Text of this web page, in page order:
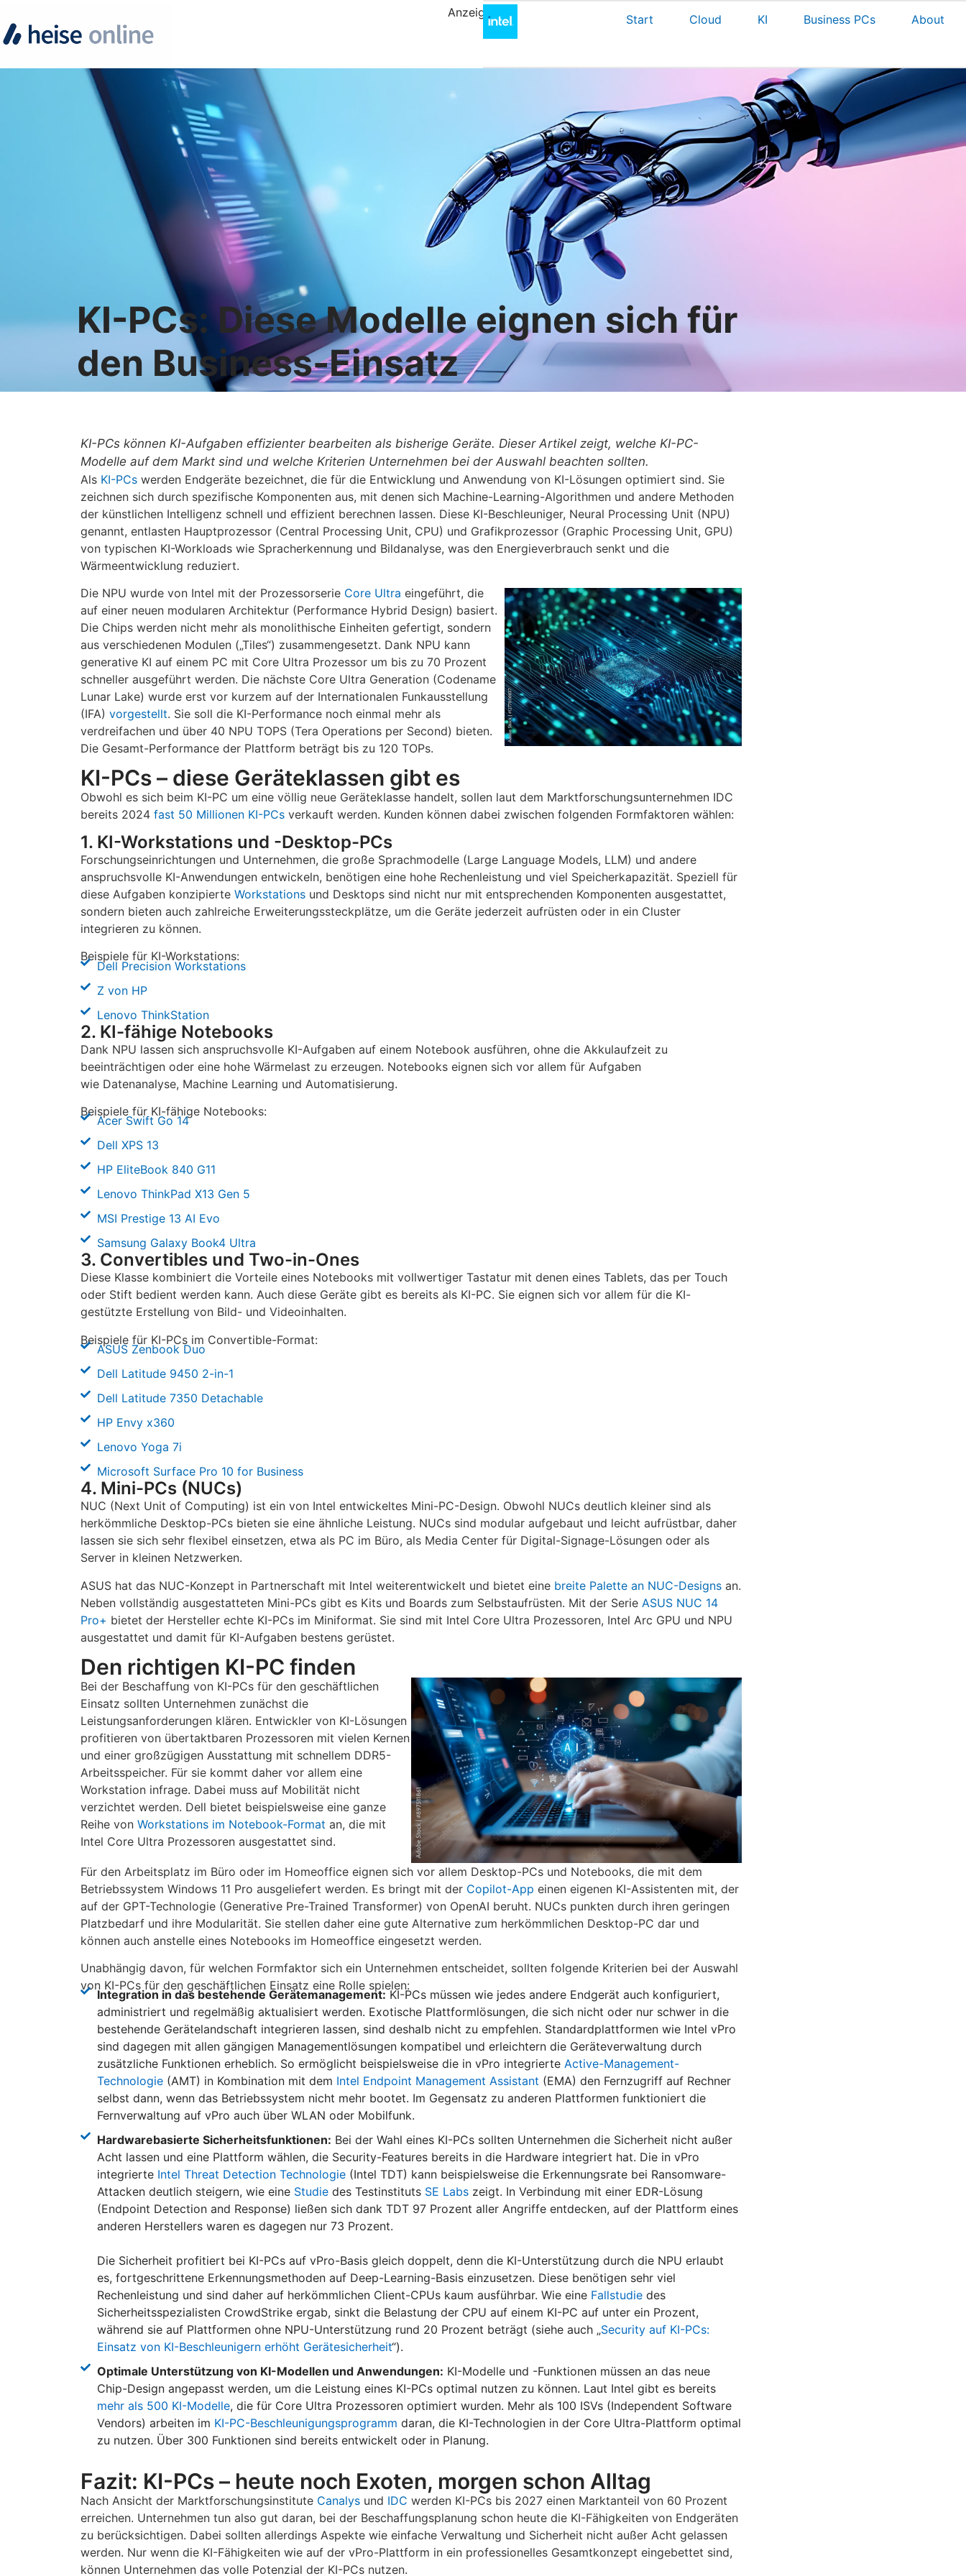
Anzeige Start Cloud KI Business PCs About
KI-PCs: Diese Modelle eignen sich für
den Business-Einsatz
KI-PCs können KI-Aufgaben effizienter bearbeiten als bisherige Geräte. Dieser Artikel zeigt, welche KI-PC-
Modelle auf dem Markt sind und welche Kriterien Unternehmen bei der Auswahl beachten sollten.
Als KI-PCs werden Endgeräte bezeichnet, die für die Entwicklung und Anwendung von KI-Lösungen optimiert sind. Sie
zeichnen sich durch spezifische Komponenten aus, mit denen sich Machine-Learning-Algorithmen und andere Methoden
der künstlichen Intelligenz schnell und effizient berechnen lassen. Diese KI-Beschleuniger, Neural Processing Unit (NPU)
genannt, entlasten Hauptprozessor (Central Processing Unit, CPU) und Grafikprozessor (Graphic Processing Unit, GPU)
von typischen KI-Workloads wie Spracherkennung und Bildanalyse, was den Energieverbrauch senkt und die
Wärmeentwicklung reduziert.
Die NPU wurde von Intel mit der Prozessorserie Core Ultra eingeführt, die
auf einer neuen modularen Architektur (Performance Hybrid Design) basiert.
Die Chips werden nicht mehr als monolithische Einheiten gefertigt, sondern
aus verschiedenen Modulen („Tiles“) zusammengesetzt. Dank NPU kann
generative KI auf einem PC mit Core Ultra Prozessor um bis zu 70 Prozent
schneller ausgeführt werden. Die nächste Core Ultra Generation (Codename
Lunar Lake) wurde erst vor kurzem auf der Internationalen Funkausstellung
(IFA) vorgestellt. Sie soll die KI-Performance noch einmal mehr als
verdreifachen und über 40 NPU TOPS (Tera Operations per Second) bieten.
Die Gesamt-Performance der Plattform beträgt bis zu 120 TOPs.
KI-PCs – diese Geräteklassen gibt es
Obwohl es sich beim KI-PC um eine völlig neue Geräteklasse handelt, sollen laut dem Marktforschungsunternehmen IDC
bereits 2024 fast 50 Millionen KI-PCs verkauft werden. Kunden können dabei zwischen folgenden Formfaktoren wählen:
1. KI-Workstations und -Desktop-PCs
Forschungseinrichtungen und Unternehmen, die große Sprachmodelle (Large Language Models, LLM) und andere
anspruchsvolle KI-Anwendungen entwickeln, benötigen eine hohe Rechenleistung und viel Speicherkapazität. Speziell für
diese Aufgaben konzipierte Workstations und Desktops sind nicht nur mit entsprechenden Komponenten ausgestattet,
sondern bieten auch zahlreiche Erweiterungssteckplätze, um die Geräte jederzeit aufrüsten oder in ein Cluster
integrieren zu können.
Beispiele für KI-Workstations:
Dell Precision Workstations
Z von HP
Lenovo ThinkStation
2. KI-fähige Notebooks
Dank NPU lassen sich anspruchsvolle KI-Aufgaben auf einem Notebook ausführen, ohne die Akkulaufzeit zu
beeinträchtigen oder eine hohe Wärmelast zu erzeugen. Notebooks eignen sich vor allem für Aufgaben
wie Datenanalyse, Machine Learning und Automatisierung.
Beispiele für KI-fähige Notebooks:
Acer Swift Go 14
Dell XPS 13
HP EliteBook 840 G11
Lenovo ThinkPad X13 Gen 5
MSI Prestige 13 AI Evo
Samsung Galaxy Book4 Ultra
3. Convertibles und Two-in-Ones
Diese Klasse kombiniert die Vorteile eines Notebooks mit vollwertiger Tastatur mit denen eines Tablets, das per Touch
oder Stift bedient werden kann. Auch diese Geräte gibt es bereits als KI-PC. Sie eignen sich vor allem für die KI-
gestützte Erstellung von Bild- und Videoinhalten.
Beispiele für KI-PCs im Convertible-Format:
ASUS Zenbook Duo
Dell Latitude 9450 2-in-1
Dell Latitude 7350 Detachable
HP Envy x360
Lenovo Yoga 7i
Microsoft Surface Pro 10 for Business
4. Mini-PCs (NUCs)
NUC (Next Unit of Computing) ist ein von Intel entwickeltes Mini-PC-Design. Obwohl NUCs deutlich kleiner sind als
herkömmliche Desktop-PCs bieten sie eine ähnliche Leistung. NUCs sind modular aufgebaut und leicht aufrüstbar, daher
lassen sie sich sehr flexibel einsetzen, etwa als PC im Büro, als Media Center für Digital-Signage-Lösungen oder als
Server in kleinen Netzwerken.
ASUS hat das NUC-Konzept in Partnerschaft mit Intel weiterentwickelt und bietet eine breite Palette an NUC-Designs an.
Neben vollständig ausgestatteten Mini-PCs gibt es Kits und Boards zum Selbstaufrüsten. Mit der Serie ASUS NUC 14
Pro+ bietet der Hersteller echte KI-PCs im Miniformat. Sie sind mit Intel Core Ultra Prozessoren, Intel Arc GPU und NPU
ausgestattet und damit für KI-Aufgaben bestens gerüstet.
Den richtigen KI-PC finden
Bei der Beschaffung von KI-PCs für den geschäftlichen
Einsatz sollten Unternehmen zunächst die
Leistungsanforderungen klären. Entwickler von KI-Lösungen
profitieren von übertaktbaren Prozessoren mit vielen Kernen
und einer großzügigen Ausstattung mit schnellem DDR5-
Arbeitsspeicher. Für sie kommt daher vor allem eine
Workstation infrage. Dabei muss auf Mobilität nicht
verzichtet werden. Dell bietet beispielsweise eine ganze
Reihe von Workstations im Notebook-Format an, die mit
Intel Core Ultra Prozessoren ausgestattet sind.
Für den Arbeitsplatz im Büro oder im Homeoffice eignen sich vor allem Desktop-PCs und Notebooks, die mit dem
Betriebssystem Windows 11 Pro ausgeliefert werden. Es bringt mit der Copilot-App einen eigenen KI-Assistenten mit, der
auf der GPT-Technologie (Generative Pre-Trained Transformer) von OpenAI beruht. NUCs punkten durch ihren geringen
Platzbedarf und ihre Modularität. Sie stellen daher eine gute Alternative zum herkömmlichen Desktop-PC dar und
können auch anstelle eines Notebooks im Homeoffice eingesetzt werden.
Unabhängig davon, für welchen Formfaktor sich ein Unternehmen entscheidet, sollten folgende Kriterien bei der Auswahl
von KI-PCs für den geschäftlichen Einsatz eine Rolle spielen:
Integration in das bestehende Gerätemanagement:KI-PCs müssen wie jedes andere Endgerät auch konfiguriert,
administriert und regelmäßig aktualisiert werden. Exotische Plattformlösungen, die sich nicht oder nur schwer in die
bestehende Gerätelandschaft integrieren lassen, sind deshalb nicht zu empfehlen. Standardplattformen wie Intel vPro
sind dagegen mit allen gängigen Managementlösungen kompatibel und erleichtern die Geräteverwaltung durch
zusätzliche Funktionen erheblich. So ermöglicht beispielsweise die in vPro integrierte Active-Management-
Technologie(AMT) in Kombination mit dem Intel Endpoint Management Assistant (EMA) den Fernzugriff auf Rechner
selbst dann, wenn das Betriebssystem nicht mehr bootet. Im Gegensatz zu anderen Plattformen funktioniert die
Fernverwaltung auf vPro auch über WLAN oder Mobilfunk.
Hardwarebasierte Sicherheitsfunktionen: Bei der Wahl eines KI-PCs sollten Unternehmen die Sicherheit nicht außer
Acht lassen und eine Plattform wählen, die Security-Features bereits in die Hardware integriert hat. Die in vPro
integrierte Intel Threat Detection Technologie(Intel TDT) kann beispielsweise die Erkennungsrate bei Ransomware-
Attacken deutlich steigern, wie eine Studiedes Testinstituts SE Labszeigt. In Verbindung mit einer EDR-Lösung
(Endpoint Detection and Response) ließen sich dank TDT 97 Prozent aller Angriffe entdecken, auf der Plattform eines
anderen Herstellers waren es dagegen nur 73 Prozent.
Die Sicherheit profitiert bei KI-PCs auf vPro-Basis gleich doppelt, denn die KI-Unterstützung durch die NPU erlaubt
es, fortgeschrittene Erkennungsmethoden auf Deep-Learning-Basis einzusetzen. Diese benötigen sehr viel
Rechenleistung und sind daher auf herkömmlichen Client-CPUs kaum ausführbar. Wie eine Fallstudiedes
Sicherheitsspezialisten CrowdStrike ergab, sinkt die Belastung der CPU auf einem KI-PC auf unter ein Prozent,
während sie auf Plattformen ohne NPU-Unterstützung rund 20 Prozent beträgt (siehe auch „Security auf KI-PCs:
Einsatz von KI-Beschleunigern erhöht Gerätesicherheit“).
Optimale Unterstützung von KI-Modellen und Anwendungen: KI-Modelle und -Funktionen müssen an das neue
Chip-Design angepasst werden, um die Leistung eines KI-PCs optimal nutzen zu können. Laut Intel gibt es bereits
mehr als 500 KI-Modelle, die für Core Ultra Prozessoren optimiert wurden. Mehr als 100 ISVs (Independent Software
Vendors) arbeiten im KI-PC-Beschleunigungsprogramm daran, die KI-Technologien in der Core Ultra-Plattform optimal
zu nutzen. Über 300 Funktionen sind bereits entwickelt oder in Planung.
Fazit: KI-PCs – heute noch Exoten, morgen schon Alltag
Nach Ansicht der Marktforschungsinstitute Canalys und IDC werden KI-PCs bis 2027 einen Marktanteil von 60 Prozent
erreichen. Unternehmen tun also gut daran, bei der Beschaffungsplanung schon heute die KI-Fähigkeiten von Endgeräten
zu berücksichtigen. Dabei sollten allerdings Aspekte wie einfache Verwaltung und Sicherheit nicht außer Acht gelassen
werden. Nur wenn die KI-Fähigkeiten wie auf der vPro-Plattform in ein professionelles Gesamtkonzept eingebettet sind,
können Unternehmen das volle Potenzial der KI-PCs nutzen.